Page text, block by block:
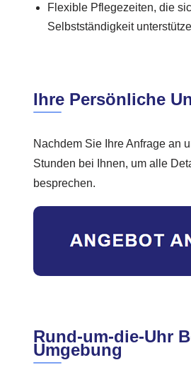
Flexible Pflegezeiten, die
Selbstständigkeit
Ihre Persönliche
Nachdem Sie Ihre Anfrage an
Stunden bei Ihnen, um alle
besprechen.
Rund-um-die-Uhr
Umgebung